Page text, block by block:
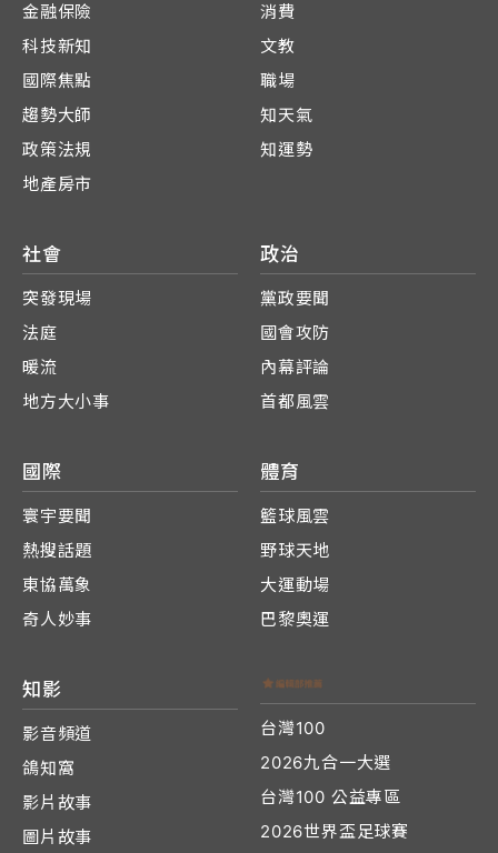
金融保險
科技新知
國際焦點
趨勢大師
政策法規
地產房市
消費
文教
職場
知天氣
知運勢
社會
突發現場
法庭
暖流
地方大小事
政治
黨政要聞
國會攻防
內幕評論
首都風雲
國際
寰宇要聞
熱搜話題
東協萬象
奇人妙事
體育
籃球風雲
野球天地
大運動場
巴黎奧運
知影
影音頻道
鴿知窩
影片故事
圖片故事
台灣100
2026九合一大選
台灣100 公益專區
2026世界盃足球賽